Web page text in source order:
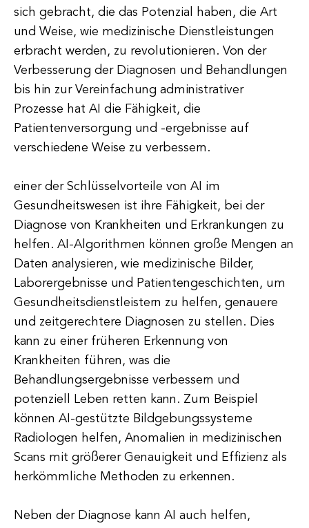
sich gebracht, die das Potenzial haben, die Art
und Weise, wie medizinische Dienstleistungen
erbracht werden, zu revolutionieren. Von der
Verbesserung der Diagnosen und Behandlungen
bis hin zur Vereinfachung administrativer
Prozesse hat AI die Fähigkeit, die
Patientenversorgung und -ergebnisse auf
verschiedene Weise zu verbessern.
einer der Schlüsselvorteile von AI im
Gesundheitswesen ist ihre Fähigkeit, bei der
Diagnose von Krankheiten und Erkrankungen zu
helfen. AI-Algorithmen können große Mengen an
Daten analysieren, wie medizinische Bilder,
Laborergebnisse und Patientengeschichten, um
Gesundheitsdienstleistern zu helfen, genauere
und zeitgerechtere Diagnosen zu stellen. Dies
kann zu einer früheren Erkennung von
Krankheiten führen, was die
Behandlungsergebnisse verbessern und
potenziell Leben retten kann. Zum Beispiel
können AI-gestützte Bildgebungssysteme
Radiologen helfen, Anomalien in medizinischen
Scans mit größerer Genauigkeit und Effizienz als
herkömmliche Methoden zu erkennen.
Neben der Diagnose kann AI auch helfen,